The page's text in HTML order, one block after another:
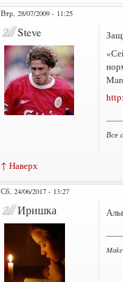
Втр, 28/07/2009 - 11:25
Steve
Все
↑ Наверх
Сб, 24/06/2017 - 13:27
Иришка